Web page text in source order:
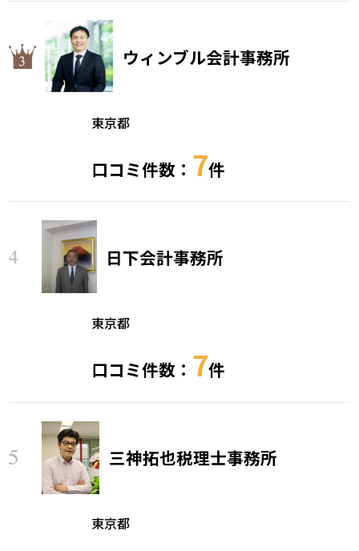
ウィンブル会計事務所
東京都
口コミ件数： 7件
日下会計事務所
東京都
口コミ件数： 7件
三神拓也税理士事務所
東京都